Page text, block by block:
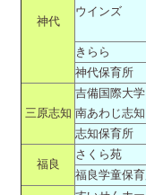
神代
ウインズ
きらら
神代保育所
三原志知
吉備国際大学
南あわじ志
志知保育所
福良
さくら苑
福良学童保